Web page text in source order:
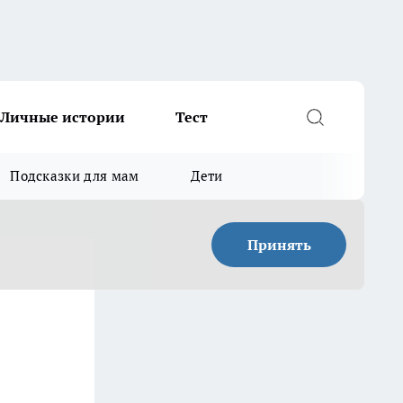
Личные истории Тест
Подсказки для мам Дети
Принять